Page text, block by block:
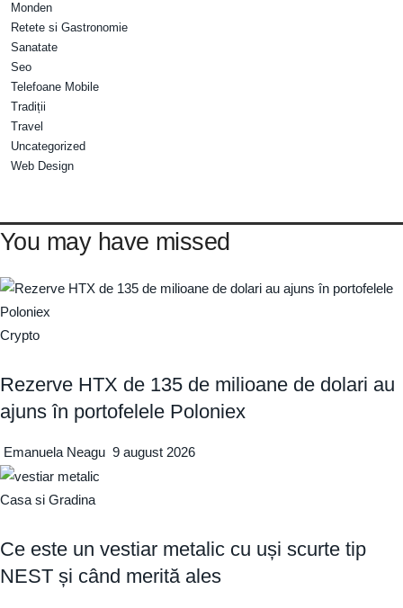
Monden
Retete si Gastronomie
Sanatate
Seo
Telefoane Mobile
Tradiții
Travel
Uncategorized
Web Design
You may have missed
Crypto
Rezerve HTX de 135 de milioane de dolari au
ajuns în portofelele Poloniex
Emanuela Neagu 9 august 2026
Casa si Gradina
Ce este un vestiar metalic cu uși scurte tip
NEST și când merită ales